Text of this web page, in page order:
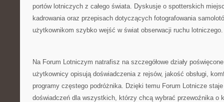
portów lotniczych z całego świata. Dyskusje o spotterskich
kadrowania oraz przepisach dotyczących fotografowania
użytkownikom szybko wejść w świat obserwacji ruchu lotniczego.
Na Forum Lotniczym natrafisz na szczegółowe działy
użytkownicy opisują doświadczenia z rejsów, jakość obsługi,
programy częstego podróżnika. Dzięki temu Forum Lotnicze
doświadczeń dla wszystkich, którzy chcą wybrać przewoźnika o